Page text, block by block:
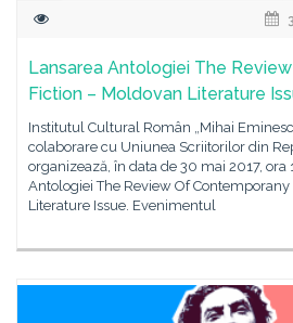
Lansarea Antologiei The
Fiction – Moldovan Literature
Institutul Cultural Român „Mihai
colaborare cu Uniunea Scriitorilor din
organizează, în data de 30 mai 2017, ora
Antologiei The Review Of
Literature Issue. Evenimentul